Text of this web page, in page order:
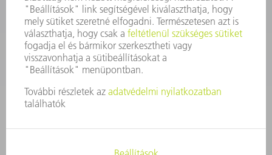
3628576035
08.00 - 16.30
alkatresz@hu.trumpf.com